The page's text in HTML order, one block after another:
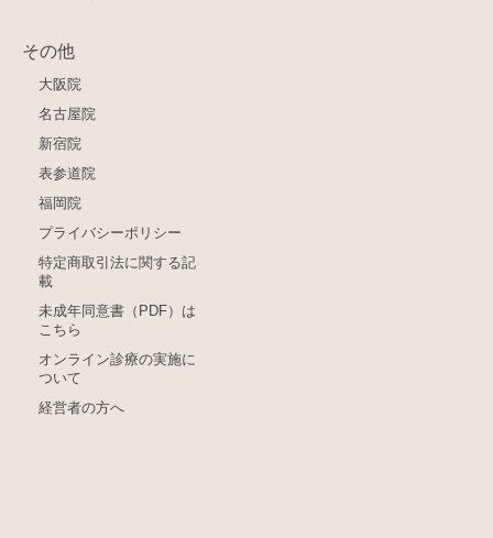
その他
大阪院
名古屋院
新宿院
表参道院
福岡院
プライバシーポリシー
特定商取引法に関する記
載
未成年同意書（PDF）は
こちら
オンライン診療の実施に
ついて
経営者の方へ